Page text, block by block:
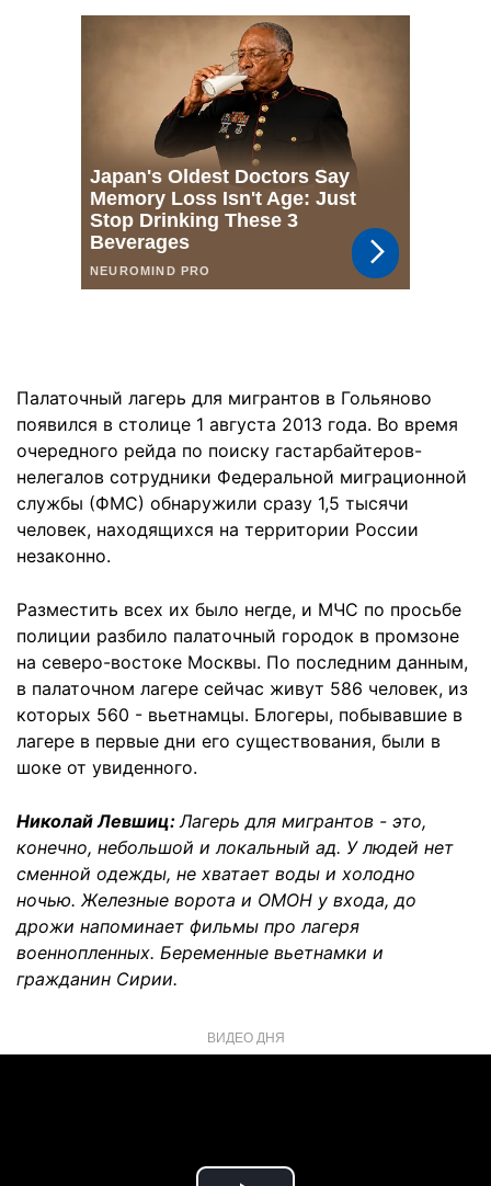
Палаточный лагерь для мигрантов в Гольяново
появился в столице 1 августа 2013 года. Во время
очередного рейда по поиску гастарбайтеров-
нелегалов сотрудники Федеральной миграционной
службы (ФМС) обнаружили сразу 1,5 тысячи
человек, находящихся на территории России
незаконно.
Разместить всех их было негде, и МЧС по просьбе
полиции разбило палаточный городок в промзоне
на северо-востоке Москвы. По последним данным,
в палаточном лагере сейчас живут 586 человек, из
которых 560 - вьетнамцы. Блогеры, побывавшие в
лагере в первые дни его существования, были в
шоке от увиденного.
Николай Левшиц:Лагерь для мигрантов - это,
конечно, небольшой и локальный ад. У людей нет
сменной одежды, не хватает воды и холодно
ночью. Железные ворота и ОМОН у входа, до
дрожи напоминает фильмы про лагеря
военнопленных. Беременные вьетнамки и
гражданин Сирии.
ВИДЕО ДНЯ